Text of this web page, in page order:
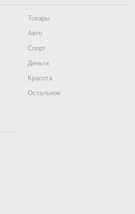
Товары
Авто
Спорт
Деньги
Красота
Остальное